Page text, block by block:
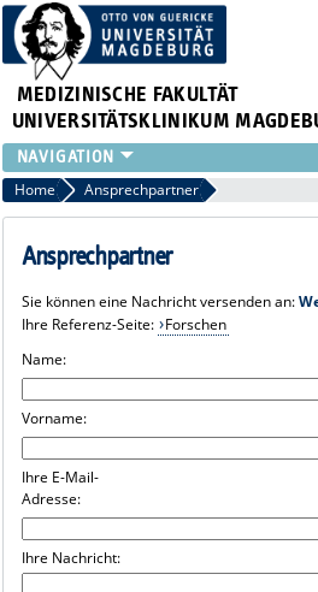
MEDIZINISCHE FAKULTÄT
UNIVERSITÄTSKLINIKUM
INSTITUTE
KLINIKEN
ZENTRALE EINRICHTUNGEN
PRESSE
INTERNATIONAL
INTRANET
Home Ansprechpartner
Ansprechpartner
Sie können eine Nachricht versenden an:
Ihre Referenz-Seite: Forschen
Name:
Vorname:
Ihre E-Mail-
Adresse:
Ihre Nachricht: